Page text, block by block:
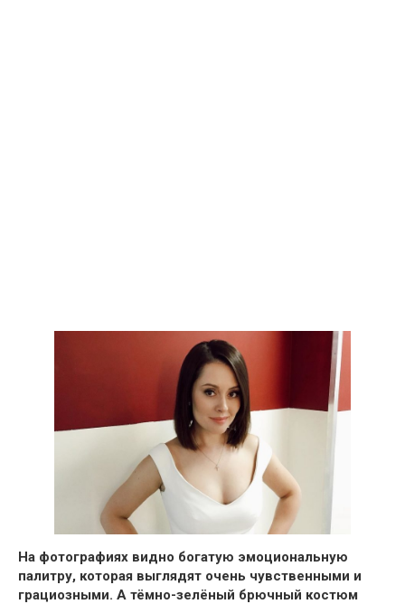
На фотографиях видно богатую эмоциональную
палитру, которая выглядят очень чувственными и
грациозными. А тёмно-зелёный брючный костюм